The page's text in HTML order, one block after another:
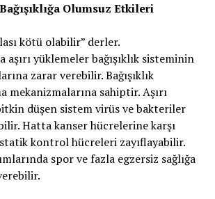
Olumsuz Etkileri
kötü olabilir” derler.
yüklemeler bağışıklık sisteminin
zarar verebilir. Bağışıklık
mekanizmalarına sahiptir. Aşırı
düşen sistem virüs ve bakteriler
Hatta kanser hücrelerine karşı
kontrol hücreleri zayıflayabilir.
spor ve fazla egzersiz sağlığa